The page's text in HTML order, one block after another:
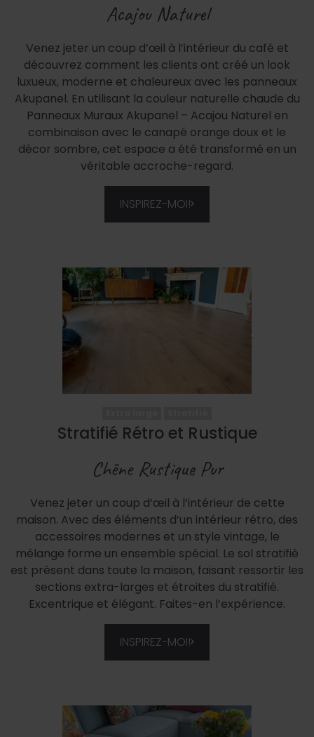
Acajou Naturel
Venez jeter un coup d’œil à l’intérieur du café et
découvrez comment les clients ont créé un look
luxueux, moderne et chaleureux avec les panneaux
Akupanel. En utilisant la couleur naturelle chaude du
Panneaux Muraux Akupanel – Acajou Naturel en
combinaison avec le canapé orange doux et le
décor sombre, cet espace a été transformé en un
véritable accroche-regard.
INSPIREZ-MOI!
Stratifié Rétro et Rustique
Chêne Rustique Pur
Venez jeter un coup d’œil à l’intérieur de cette
maison. Avec des éléments d’un intérieur rétro, des
accessoires modernes et un style vintage, le
mélange forme un ensemble spécial. Le sol stratifié
est présent dans toute la maison, faisant ressortir les
sections extra-larges et étroites du stratifié.
Excentrique et élégant. Faites-en l’expérience.
INSPIREZ-MOI!